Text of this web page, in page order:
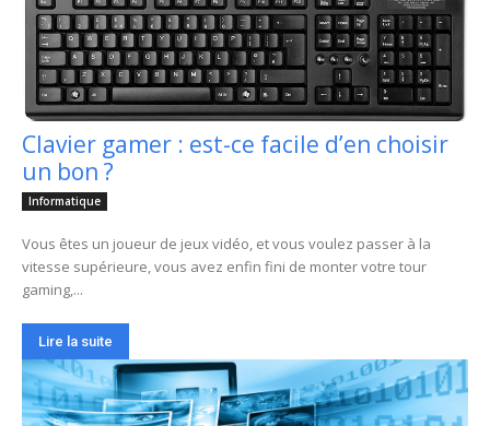
Clavier gamer : est-ce facile d’en choisir
un bon ?
Informatique
Vous êtes un joueur de jeux vidéo, et vous voulez passer à la
vitesse supérieure, vous avez enfin fini de monter votre tour
gaming,...
Lire la suite